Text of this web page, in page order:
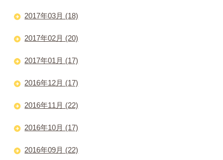
2017年03月 (18)
2017年02月 (20)
2017年01月 (17)
2016年12月 (17)
2016年11月 (22)
2016年10月 (17)
2016年09月 (22)